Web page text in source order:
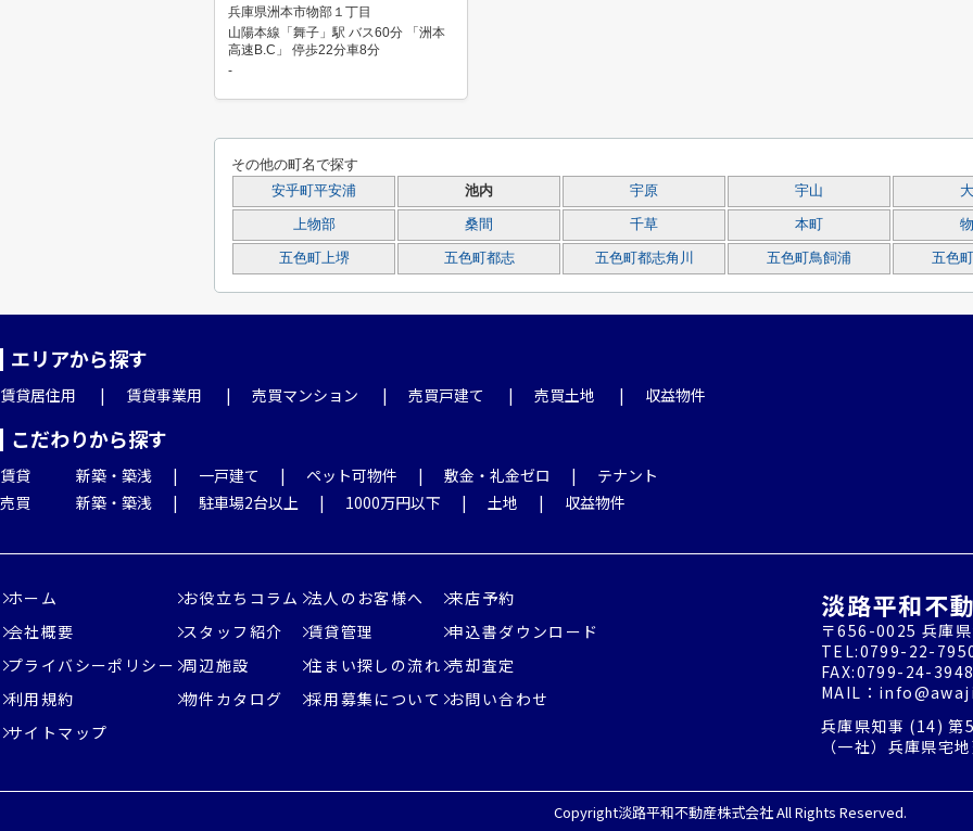
兵庫県洲本市物部１丁目
山陽本線「舞子」駅 バス60分 「洲本
高速B.C」 停歩22分車8分
-
その他の町名で探す
安乎町平安浦 池内 宇原 宇山
上物部 桑間 千草 本町
五色町上堺 五色町都志 五色町都志角川 五色町鳥飼浦 五色
エリアから探す
賃貸居住用 賃貸事業用 売買マンション 売買戸建て 売買土地 収益物件
こだわりから探す
賃貸 新築・築浅 一戸建て ペット可物件 敷金・礼金ゼロ
テナント
売買
新築・築浅 駐車場2台以上 1000万円以下 土地 収益物件
ホーム
会社概要
プライバシーポリシー
利用規約
サイトマップ
お役立ちコラム
スタッフ紹介
周辺施設
物件カタログ
法人のお客様へ
賃貸管理
住まい探しの流れ
採用募集について
来店予約
申込書ダウンロード
売却査定
お問い合わせ
淡路平和不
〒656-0025 兵庫
TEL:0799-22-
FAX:0799-24-
MAIL：
兵庫県知事 (14) 第
（一社）兵庫県宅
Copyright淡路平和不動産株式会社 All Rights Reserved.